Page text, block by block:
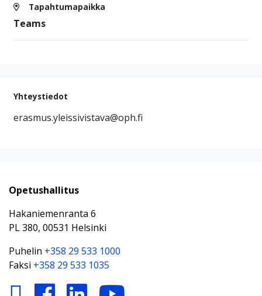
Tapahtumapaikka
Teams
Yhteystiedot
erasmus.yleissivistava@oph.fi
Opetushallitus
Hakaniemenranta 6
PL 380, 00531 Helsinki
Puhelin +358 29 533 1000
Faksi +358 29 533 1035